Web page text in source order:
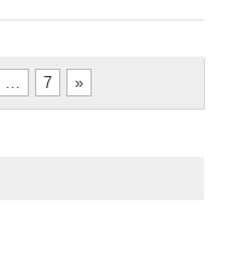
7 »